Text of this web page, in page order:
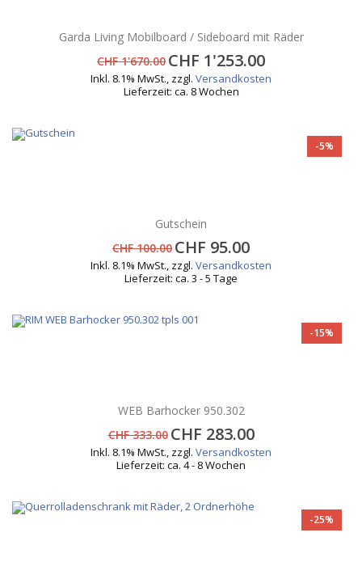
Garda Living Mobilboard / Sideboard mit Räder
CHF 1'670.00 CHF 1'253.00
Inkl. 8.1% MwSt., zzgl. Versandkosten
Lieferzeit: ca. 8 Wochen
-5%
Gutschein
CHF 100.00 CHF 95.00
Inkl. 8.1% MwSt., zzgl. Versandkosten
Lieferzeit: ca. 3 - 5 Tage
-15%
WEB Barhocker 950.302
CHF 333.00 CHF 283.00
Inkl. 8.1% MwSt., zzgl. Versandkosten
Lieferzeit: ca. 4 - 8 Wochen
-25%